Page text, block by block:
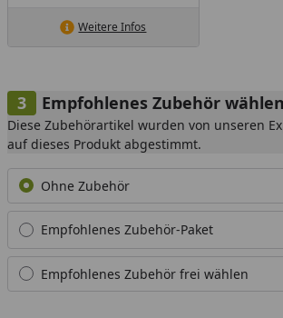
Weitere Infos
Empfohlenes Zubehör wählen
Diese Zubehörartikel wurden von unseren
auf dieses Produkt abgestimmt.
Ohne Zubehör
Empfohlenes Zubehör-Paket
Empfohlenes Zubehör frei wählen